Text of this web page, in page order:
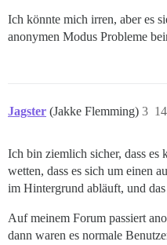
Ich könnte mich irren, aber es
anonymen Modus Probleme
Jagster (Jakke Flemming) 3
Ich bin ziemlich sicher, dass
wetten, dass es sich um einen
im Hintergrund abläuft, und
Auf meinem Forum passiert
dann waren es normale